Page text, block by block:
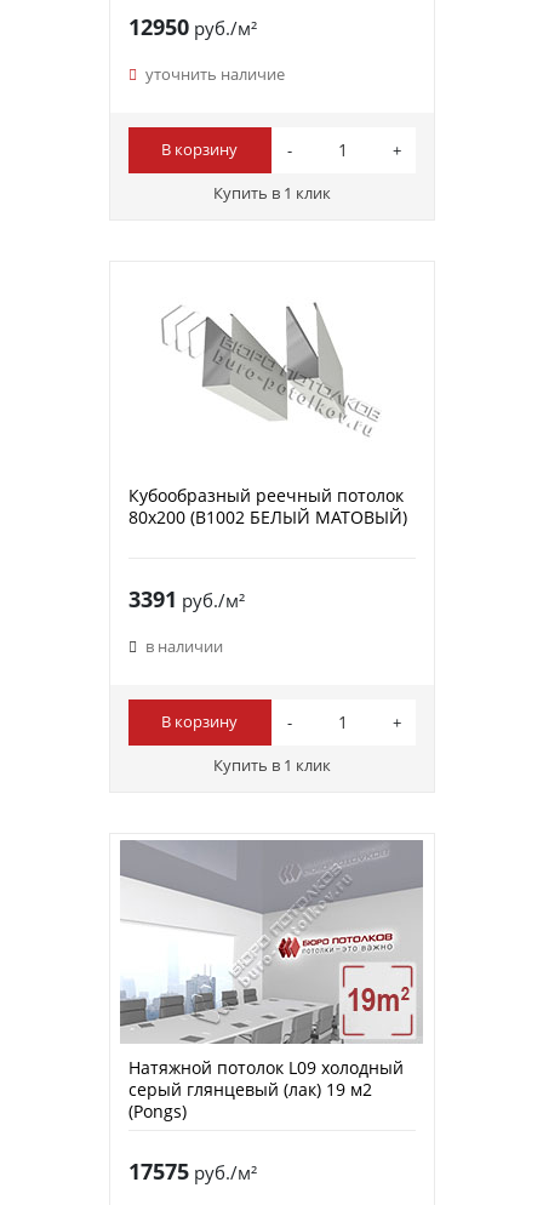
12950руб./м²
уточнить наличие
В корзину
Купить в 1 клик
Кубообразный реечный потолок
80х200 (B1002 БЕЛЫЙ МАТОВЫЙ)
3391 руб./м²
в наличии
В корзину
Купить в 1 клик
Натяжной потолок L09 холодный
серый глянцевый (лак) 19 м2
(Pongs)
17575руб./м²